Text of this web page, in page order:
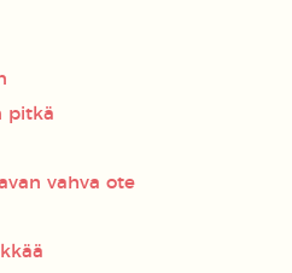
pitkä
vahva ote